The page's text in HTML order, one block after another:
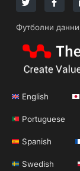
Футболни
English
Portuguese
Spanish
Swedish